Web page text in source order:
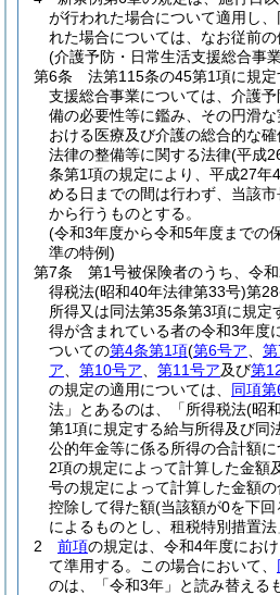
が行われた場合について適用し
れた場合については、なお従前の
(介護予防・日常生活支援総合事
第6条
法第115条の45第1項に規
支援総合事業については、介護
備の必要性等に鑑み、その円滑
おける医療及び介護の総合的な
法律の整備等に関する法律(平成
条第1項の規定により、平成27年
める日までの間は行わず、当該
から行うものとする。
(令和3年度から令和5年度までの
準の特例)
第7条
第1号被保険者のうち、令
得税法(昭和40年法律第33号)第
所得又は同法第35条第3項に規定
得が含まれている者の令和3年度
ついての第4条第1項(第6号ア
ア
第10号ア 第11号ア及び第
の規定の適用については、 同項
法」とあるのは、「所得税法(昭
第1項に規定する給与所得及び同
公的年金等に係る所得の合計額
2項の規定によって計算した金額
号の規定によって計算した金額
控除して得た額(当該額が0を下
によるものとし、租税特別措置法
2
前項の規定は、令和4年度にお
て準用する。
この場合において、
のは、「令和3年」と読み替える